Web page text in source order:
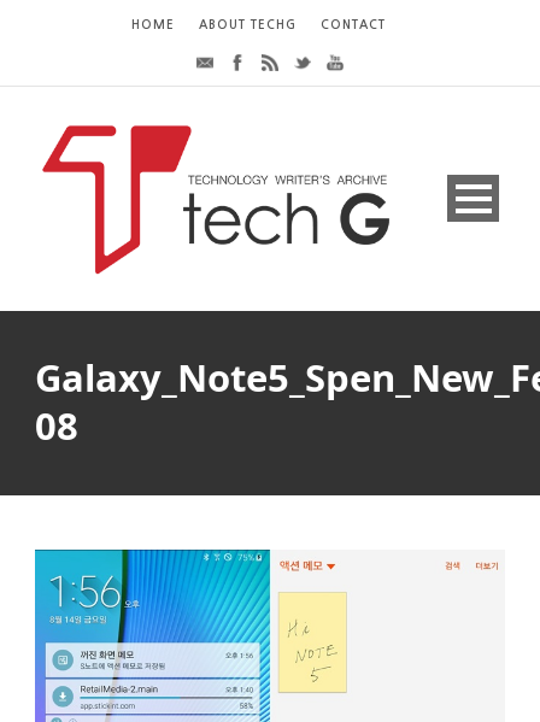
HOME ABOUT TECHG CONTACT
08